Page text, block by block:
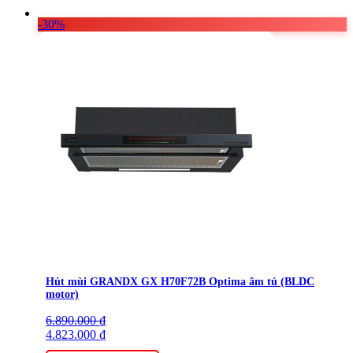
-30%
Hút mùi GRANDX GX H70F72B Optima âm tủ (BLDC
motor)
6.890.000₫
Giá
gốc
là:
4.823.000 ₫
Giá
hiện
tại